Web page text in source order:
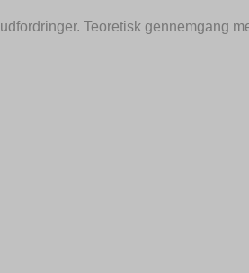
Teoretisk gennemgang